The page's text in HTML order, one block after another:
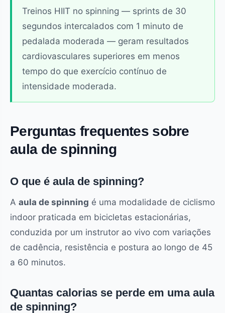
Treinos HIIT no spinning — sprints de 30
segundos intercalados com 1 minuto de
pedalada moderada — geram resultados
cardiovasculares superiores em menos
tempo do que exercício contínuo de
intensidade moderada.
Perguntas frequentes sobre
aula de spinning
O que é aula de spinning?
A aula de spinning é uma modalidade de ciclismo
indoor praticada em bicicletas estacionárias,
conduzida por um instrutor ao vivo com variações
de cadência, resistência e postura ao longo de 45
a 60 minutos.
Quantas calorias se perde em uma aula
de spinning?